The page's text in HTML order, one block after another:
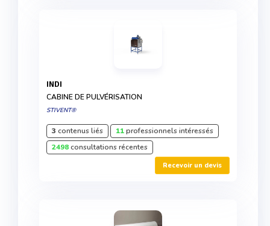
INDI
CABINE DE PULVÉRISATION
STIVENT®
3 contenus liés 11professionnels intéressés
2498consultations récentes
Recevoir un devis